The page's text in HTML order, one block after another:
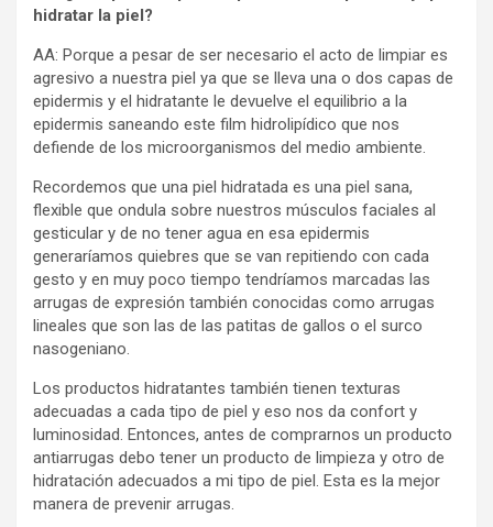
hidratar la piel?
AA: Porque a pesar de ser necesario el acto de limpiar es
agresivo a nuestra piel ya que se lleva una o dos capas de
epidermis y el hidratante le devuelve el equilibrio a la
epidermis saneando este film hidrolipídico que nos
defiende de los microorganismos del medio ambiente.
Recordemos que una piel hidratada es una piel sana,
flexible que ondula sobre nuestros músculos faciales al
gesticular y de no tener agua en esa epidermis
generaríamos quiebres que se van repitiendo con cada
gesto y en muy poco tiempo tendríamos marcadas las
arrugas de expresión también conocidas como arrugas
lineales que son las de las patitas de gallos o el surco
nasogeniano.
Los productos hidratantes también tienen texturas
adecuadas a cada tipo de piel y eso nos da confort y
luminosidad. Entonces, antes de comprarnos un producto
antiarrugas debo tener un producto de limpieza y otro de
hidratación adecuados a mi tipo de piel. Esta es la mejor
manera de prevenir arrugas.